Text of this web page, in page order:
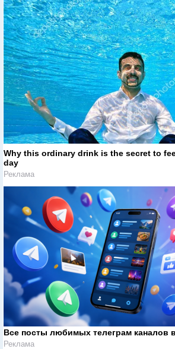
Why this ordinary drink is the secret to
day
Реклама
Все посты любимых телеграм каналов
Реклама